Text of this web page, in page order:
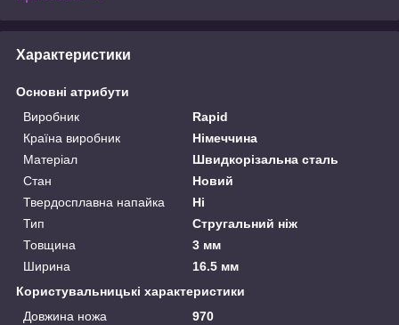
Характеристики
Основні атрибути
Виробник
Rapid
Країна виробник
Німеччина
Матеріал
Швидкорізальна сталь
Стан
Новий
Твердосплавна напайка
Ні
Тип
Стругальний ніж
Товщина
3 мм
Ширина
16.5 мм
Користувальницькі характеристики
Довжина ножа
970